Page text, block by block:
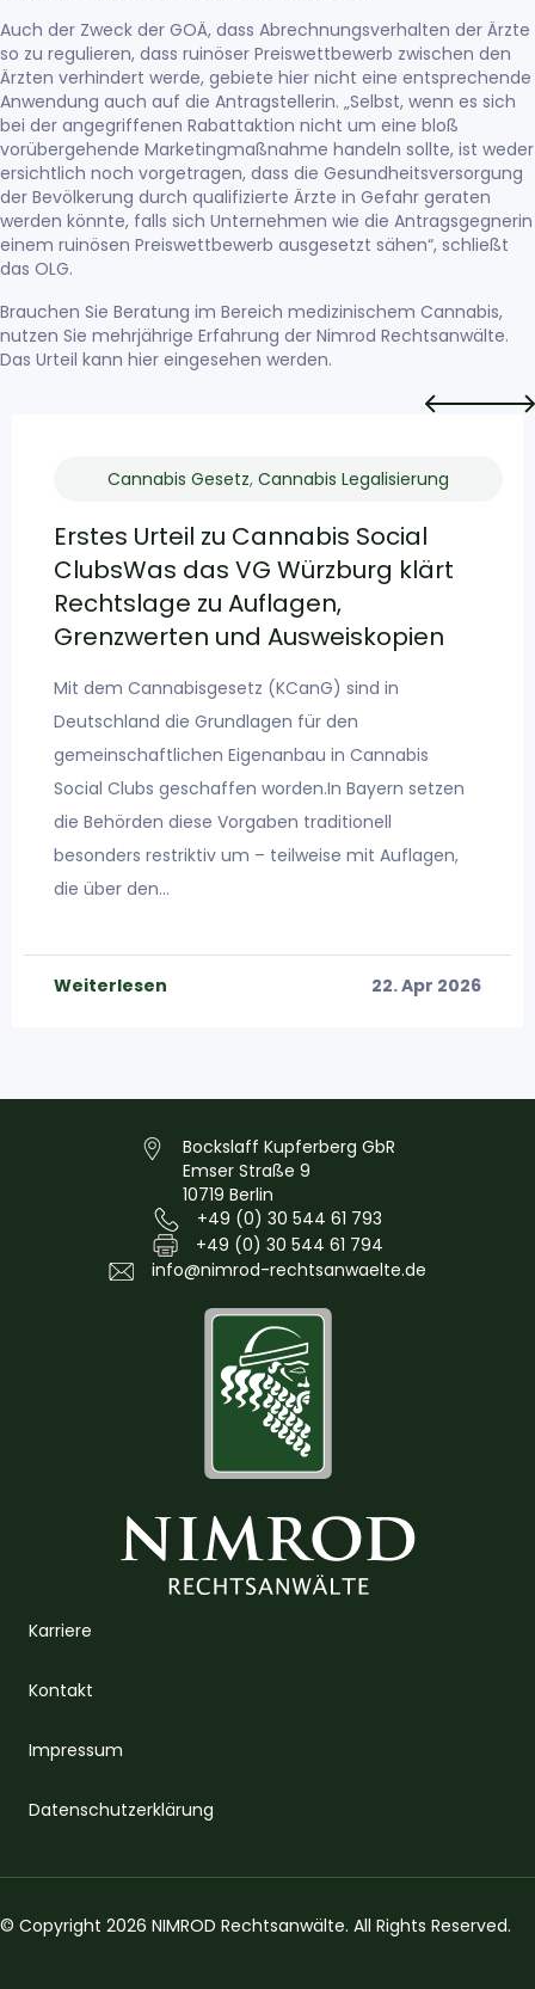
Auch der Zweck der GOÄ, dass Abrechnungsverhalten der Ärzte
so zu regulieren, dass ruinöser Preiswettbewerb zwischen den
Ärzten verhindert werde, gebiete hier nicht eine entsprechende
Anwendung auch auf die Antragstellerin. „Selbst, wenn es sich
bei der angegriffenen Rabattaktion nicht um eine bloß
vorübergehende Marketingmaßnahme handeln sollte, ist weder
ersichtlich noch vorgetragen, dass die Gesundheitsversorgung
der Bevölkerung durch qualifizierte Ärzte in Gefahr geraten
werden könnte, falls sich Unternehmen wie die Antragsgegnerin
einem ruinösen Preiswettbewerb ausgesetzt sähen“, schließt
das OLG.
Brauchen Sie Beratung im Bereich medizinischem Cannabis,
nutzen Sie mehrjährige Erfahrung der Nimrod Rechtsanwälte.
Das Urteil kann hier eingesehen werden.
Cannabis Gesetz, Cannabis Legalisierung
Erstes Urteil zu Cannabis Social
ClubsWas das VG Würzburg klärt
Rechtslage zu Auflagen,
Grenzwerten und Ausweiskopien
Mit dem Cannabisgesetz (KCanG) sind in
Deutschland die Grundlagen für den
gemeinschaftlichen Eigenanbau in Cannabis
Social Clubs geschaffen worden.In Bayern setzen
die Behörden diese Vorgaben traditionell
besonders restriktiv um – teilweise mit Auflagen,
die über den…
Weiterlesen 22. Apr 2026
Bockslaff Kupferberg GbR
Emser Straße 9
10719 Berlin
+49 (0) 30 544 61 793
+49 (0) 30 544 61 794
info@nimrod-rechtsanwaelte.de
Karriere
Kontakt
Impressum
Datenschutzerklärung
© Copyright 2026 NIMROD Rechtsanwälte. All Rights Reserved.